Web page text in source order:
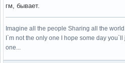
гм, бывает.
Imagine all the people Sharing all the
I`m not the only one I hope some day
one...